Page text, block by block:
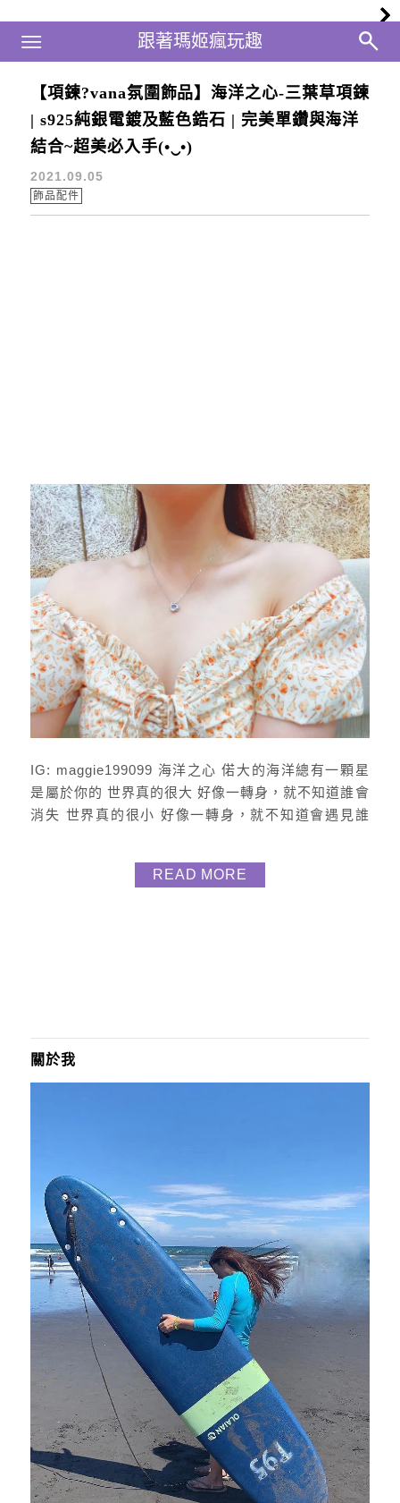
跟著瑪姬瘋玩趣
跟著瑪姬瘋玩趣
Main Menu
海洋之藍
【項鍊?vana氛圍飾品】海洋之心-三葉草項鍊
| s925純銀電鍍及藍色鋯石 | 完美單鑽與海洋
結合~超美必入手(•‿•)
2021.09.05
飾品配件
IG: maggie199099 海洋之心 偌大的海洋總有一顆星
是屬於你的 世界真的很大 好像一轉身，就不知道誰會
消失 世界真的很小 好像一轉身，就不知道會遇見誰
不管如何 所有事情的發生，都會是一切最好安排 因為
愛得深/愛得早/愛得久/愛的晚 始終不及愛得剛剛好 就
READ MORE
關於我